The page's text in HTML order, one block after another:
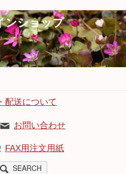
ンショップ
配送について
お問い合わせ
FAX用注文用紙
SEARCH